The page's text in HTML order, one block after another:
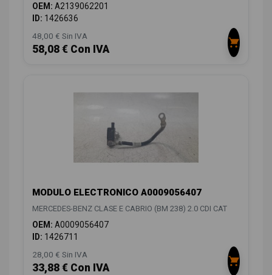
OEM: A2139062201
ID: 1426636
48,00 € Sin IVA
58,08 € Con IVA
MODULO ELECTRONICO A0009056407
MERCEDES-BENZ CLASE E CABRIO (BM 238) 2.0 CDI CAT
OEM: A0009056407
ID: 1426711
28,00 € Sin IVA
33,88 € Con IVA